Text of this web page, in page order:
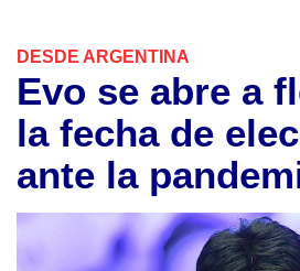
DESDE ARGENTINA
Evo se abre a
la fecha de
ante la